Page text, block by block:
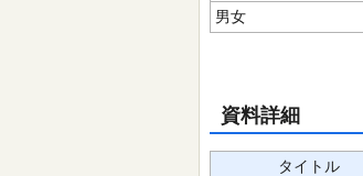
男女
資料詳細
タイトル